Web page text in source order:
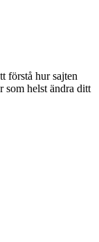
förstå hur sajten
som helst ändra ditt